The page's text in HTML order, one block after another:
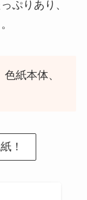
ぷりあり、
色紙本体、
！